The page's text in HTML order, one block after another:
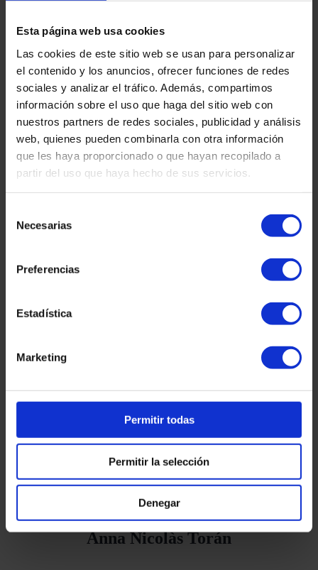
Esta página web usa cookies
Las cookies de este sitio web se usan para personalizar
el contenido y los anuncios, ofrecer funciones de redes
sociales y analizar el tráfico. Además, compartimos
información sobre el uso que haga del sitio web con
nuestros partners de redes sociales, publicidad y análisis
web, quienes pueden combinarla con otra información
que les haya proporcionado o que hayan recopilado a
partir del uso que haya hecho de sus servicios.
Necesarias
Preferencias
Estadística
Marketing
Permitir todas
Permitir la selección
Denegar
nivells educatius:
Experiència a tots els nivells educatius:
Oferim serveis adaptats per a estudiants de cursos, màsters,
especialitzacions i doctorats, comprenent les particularitats de
cada programa acadèmic.
Minimització de riscos i errors:
Gràcies a la nostra meticulosa atenció al detall, reduïm
significativament les possibilitats de rebuig o retards a la teva
solucions a mida:
Analitzem cada cas de manera individual, proporcionant
assessoria i estratègies personalitzades que s’ajusten a les
Coneix el teu equip expert
Anna Nicolàs Torán